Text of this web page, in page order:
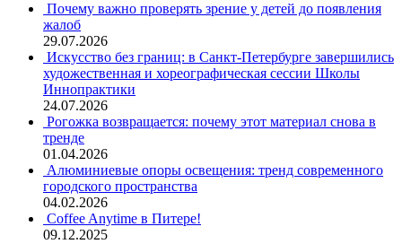
Почему важно проверять зрение у детей до появления
жалоб
29.07.2026
Искусство без границ: в Санкт-Петербурге завершились
художественная и хореографическая сессии Школы
Иннопрактики
24.07.2026
Рогожка возвращается: почему этот материал снова в
тренде
01.04.2026
Алюминиевые опоры освещения: тренд современного
городского пространства
04.02.2026
Coffee Anytime в Питере!
09.12.2025